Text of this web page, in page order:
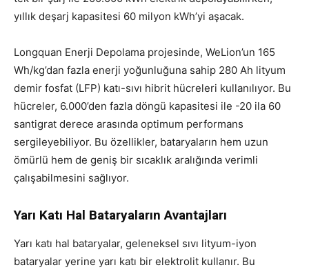
yıllık deşarj kapasitesi 60 milyon kWh’yi aşacak.
Longquan Enerji Depolama projesinde, WeLion’un 165
Wh/kg’dan fazla enerji yoğunluğuna sahip 280 Ah lityum
demir fosfat (LFP) katı-sıvı hibrit hücreleri kullanılıyor. Bu
hücreler, 6.000’den fazla döngü kapasitesi ile -20 ila 60
santigrat derece arasında optimum performans
sergileyebiliyor. Bu özellikler, bataryaların hem uzun
ömürlü hem de geniş bir sıcaklık aralığında verimli
çalışabilmesini sağlıyor.
Yarı Katı Hal Bataryaların Avantajları
Yarı katı hal bataryalar, geleneksel sıvı lityum-iyon
bataryalar yerine yarı katı bir elektrolit kullanır. Bu